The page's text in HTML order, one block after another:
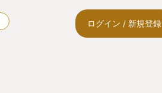
ログイン / 新規登録